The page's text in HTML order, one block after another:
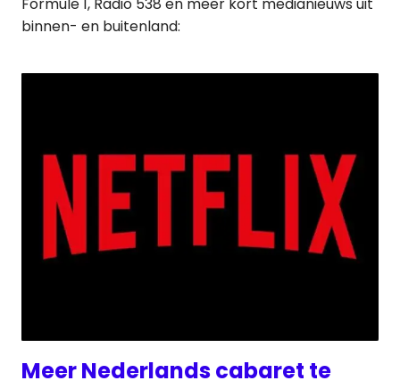
Formule 1, Radio 538 en meer kort medianieuws uit
binnen- en buitenland:
Meer Nederlands cabaret te